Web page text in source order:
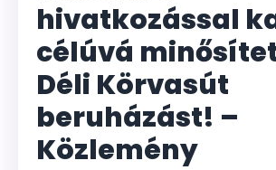
hivatkozással
célúvá
Déli Körvasút
beruházást! –
Közlemény